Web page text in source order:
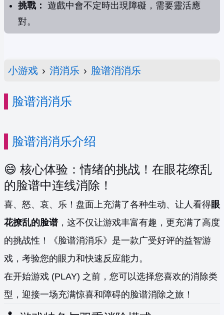
挑戰： 遊戲中會不定時出現障礙，需要靈活應
對。
小游戏 › 消消乐 › 脸谱消消乐
脸谱消消乐
脸谱消消乐介绍
😄 核心体验：情绪的挑战！在眼花缭乱
的脸谱中连线消除！
喜、怒、哀、乐！盘面上充满了各种生动、让人看得眼
花撩乱的脸谱，这不仅让游戏丰富有趣，更充满了高度
的挑战性！《脸谱消消乐》是一款广受好评的益智游
戏，考验您的眼力和快速反应能力。
在开始游戏 (PLAY) 之前，您可以选择您喜欢的消除类
型，迎接一场充满惊喜和障碍的脸谱消除之旅！